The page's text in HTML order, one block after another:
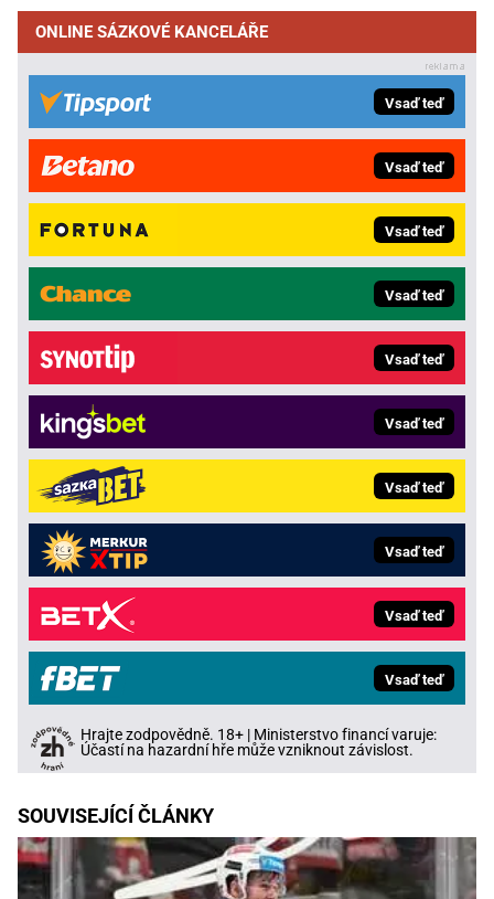
ONLINE SÁZKOVÉ KANCELÁŘE
Vsaď teď
Vsaď teď
Vsaď teď
Vsaď teď
Vsaď teď
Vsaď teď
Vsaď teď
Vsaď teď
Vsaď teď
Vsaď teď
Hrajte zodpovědně. 18+ | Ministerstvo financí varuje:
Účastí na hazardní hře může vzniknout závislost.
SOUVISEJÍCÍ ČLÁNKY